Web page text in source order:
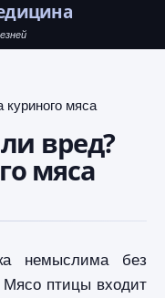
мяса
вред?
мяса
немыслима без
птицы входит